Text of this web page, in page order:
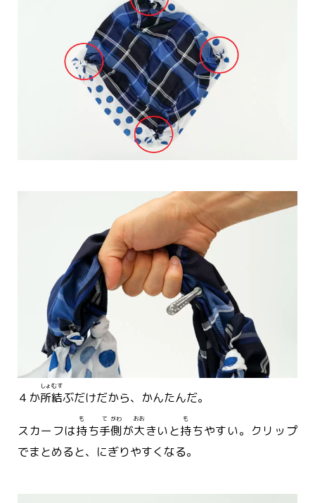
４か所
しょ
結
むす
ぶだけだから、かんたんだ。
スカーフは持
も
ち手
て
側
がわ
が大
おお
きいと持
も
ちやすい。クリップ
でまとめると、にぎりやすくなる。